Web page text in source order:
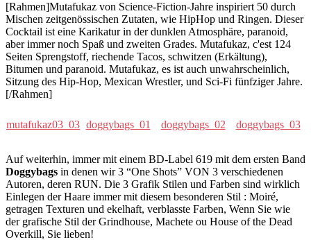
[Rahmen]Mutafukaz von Science-Fiction-Jahre inspiriert 50 durch
Mischen zeitgenössischen Zutaten, wie HipHop und Ringen. Dieser
Cocktail ist eine Karikatur in der dunklen Atmosphäre, paranoid,
aber immer noch Spaß und zweiten Grades. Mutafukaz, c'est 124
Seiten Sprengstoff, riechende Tacos, schwitzen (Erkältung),
Bitumen und paranoid. Mutafukaz, es ist auch unwahrscheinlich,
Sitzung des Hip-Hop, Mexican Wrestler, und Sci-Fi fünfziger Jahre.
[/Rahmen]
mutafukaz03_03 doggybags_01 doggybags_02 doggybags_03
Auf weiterhin, immer mit einem BD-Label 619 mit dem ersten Band
Doggybags in denen wir 3 “One Shots” VON 3 verschiedenen
Autoren, deren RUN. Die 3 Grafik Stilen und Farben sind wirklich
Einlegen der Haare immer mit diesem besonderen Stil : Moiré,
getragen Texturen und ekelhaft, verblasste Farben, Wenn Sie wie
der grafische Stil der Grindhouse, Machete ou House of the Dead
Overkill, Sie lieben!